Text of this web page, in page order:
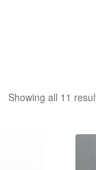
Showing all 11